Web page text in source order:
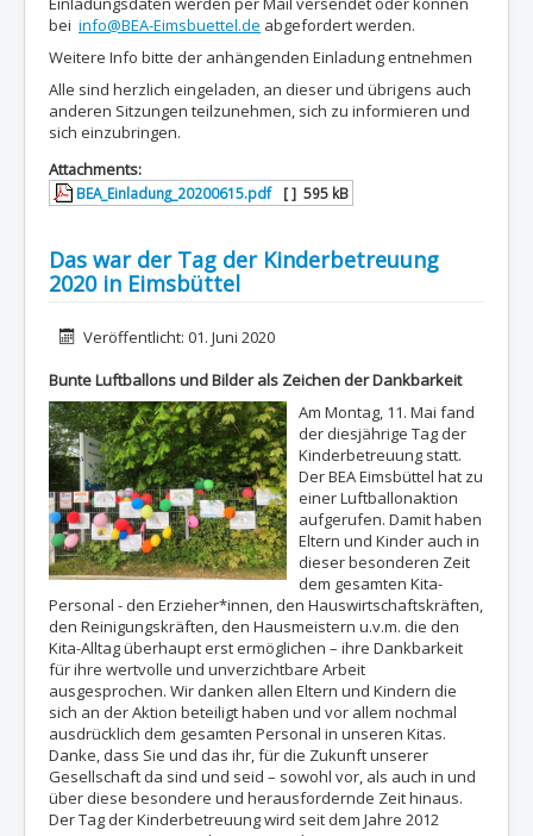
bei info@BEA-Eimsbuettel.de abgefordert werden.
Weitere Info bitte der anhängenden Einladung entnehmen
Alle sind herzlich eingeladen, an dieser und übrigens auch
anderen Sitzungen teilzunehmen, sich zu informieren und
sich einzubringen.
Attachments:
BEA_Einladung_20200615.pdf [ ] 595 kB
Das war der Tag der Kinderbetreuung
2020 in Eimsbüttel
DetailsVeröffentlicht: 01. Juni 2020
Bunte Luftballons und Bilder als Zeichen der Dankbarkeit
Am Montag, 11. Mai fand
der diesjährige Tag der
Kinderbetreuung statt.
Der BEA Eimsbüttel hat zu
einer Luftballonaktion
aufgerufen. Damit haben
Eltern und Kinder auch in
dieser besonderen Zeit
dem gesamten Kita-
Personal - den Erzieher*innen, den Hauswirtschaftskräften,
den Reinigungskräften, den Hausmeistern u.v.m. die den
Kita-Alltag überhaupt erst ermöglichen – ihre Dankbarkeit
für ihre wertvolle und unverzichtbare Arbeit
ausgesprochen. Wir danken allen Eltern und Kindern die
sich an der Aktion beteiligt haben und vor allem nochmal
ausdrücklich dem gesamten Personal in unseren Kitas.
Danke, dass Sie und das ihr, für die Zukunft unserer
Gesellschaft da sind und seid – sowohl vor, als auch in und
über diese besondere und herausfordernde Zeit hinaus.
Der Tag der Kinderbetreuung wird seit dem Jahre 2012